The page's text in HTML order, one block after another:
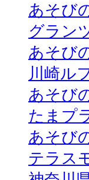
あそび
グラン
あそび
川崎ル
あそび
たまプ
あそび
テラス